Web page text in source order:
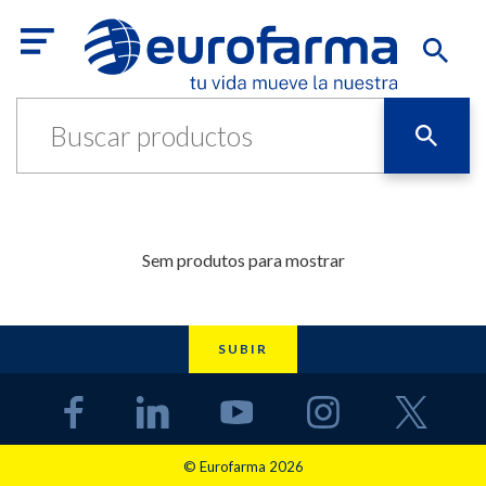
Sem produtos para mostrar
SUBIR
© Eurofarma 2026